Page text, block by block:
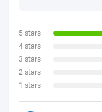
5 stars
4 stars
3 stars
2 stars
1 stars